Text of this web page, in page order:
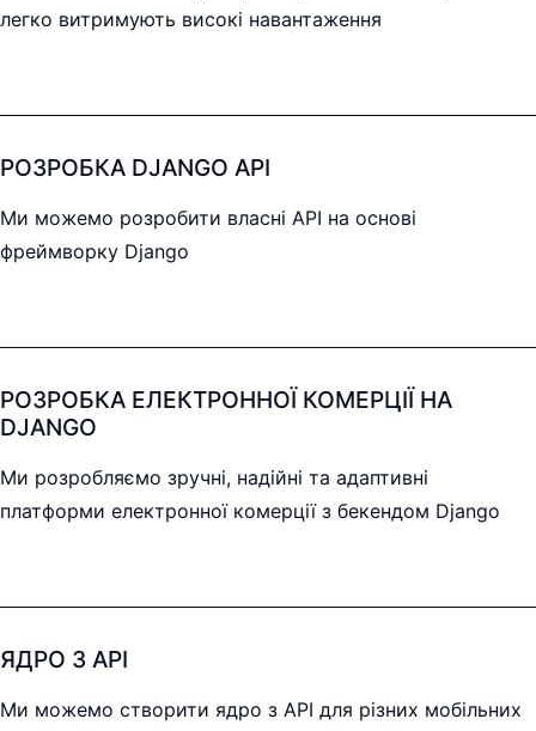
легко витримують високі навантаження
РОЗРОБКА DJANGO API
Ми можемо розробити власні API на основі
фреймворку Django
РОЗРОБКА ЕЛЕКТРОННОЇ КОМЕРЦІЇ НА
DJANGO
Ми розробляємо зручні, надійні та адаптивні
платформи електронної комерції з бекендом Django
ЯДРО З API
Ми можемо створити ядро з API для різних мобільних